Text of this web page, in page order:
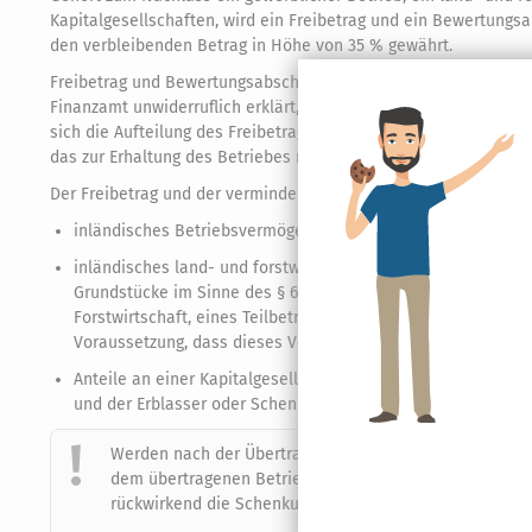
Kapitalgesellschaften, wird ein Freibetrag und ein
den verbleibenden Betrag in Höhe von 35 % gewährt.
Freibetrag und Bewertungsabschlag werden auch bei
Finanzamt unwiderruflich erklärt, dass der Betriebsvermögen-
sich die Aufteilung des Freibetrags nach dem Willen des
das zur Erhaltung des Betriebes notwendig ist.
Der Freibetrag und der verminderte Wertansatz gelten für:
inländisches Betriebsvermögen beim Erwerb eines
inländisches land- und forstwirtschaftliches Vermögen im
Grundstücke im Sinne des § 69 Bewertungsgesetz und
Forstwirtschaft, eines Teilbetriebs, eines Anteils an einem
Voraussetzung, dass dieses Vermögen ertragsteuerlich
Anteile an einer Kapitalgesellschaft, wenn die
und der Erblasser oder Schenker am Nennkapital dieser
Werden nach der Übertragung von Betriebsvermögen
dem übertragenen Betriebsvermögen getätigt, welche
rückwirkend die Schenkung- oder Erbschaftsteuer